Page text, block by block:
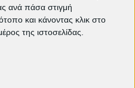
ανά πάσα στιγμή
και κάνοντας κλικ στο
της ιστοσελίδας.